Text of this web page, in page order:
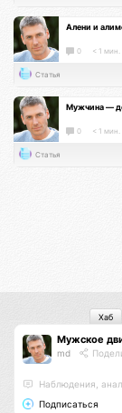
Алени и
0 < 1 мин.
Статья
Мужчина —
0 < 1 мин.
Статья
Мужское
md
Наблюдения,
Подписаться
Хаб